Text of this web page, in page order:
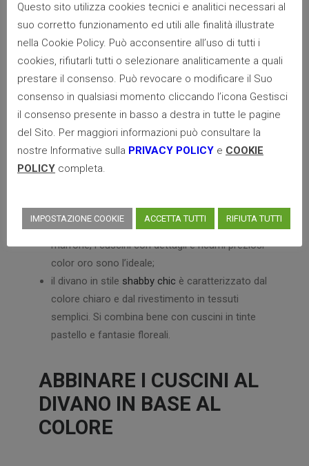
Dei cuscini tono su tono permettono di
mantenere uno stile contemporaneo ma ci si
può sbizzarrire con le fantasie a linee
geometriche bicolore;
itessuti per divaniin stile vintage come il velluto
e le tipiche linee retrò, si sposano bene con
romantiche tonalità pastello, verdi e blu;
su un divano in stile contemporaneo dalle forme
e dai materiali modernisi prediligono cuscini dal
design in linea con le tendenze più glam del
sui divani classici ed eleganti, realizzati in
materiali pregiati e toni che vanno dal bianco al
marrone, i cuscini con dettagli e ricami preziosi
color oro sono l’ideale;
il divano in stile shabby chic è caratterizzato dal
colore chiaro e dal rivestimento in tessuti
semplici. Si combina bene con cuscini in tinte
pastello e fantasie floreali.
ABBINARE I CUSCINI AL
DIVANO IN BASE AL
COLORE
Questo sito utilizza cookies tecnici e analitici necessari al
suo corretto funzionamento ed utili alle finalità illustrate
nella Cookie Policy. Può acconsentire all’uso di tutti i
cookies, rifiutarli tutti o selezionare analiticamente a quali
prestare il consenso. Può revocare o modificare il Suo
consenso in qualsiasi momento cliccando l’icona Gestisci
il consenso presente in basso a destra in tutte le pagine
del Sito. Per maggiori informazioni può consultare la
nostre Informative sulla PRIVACY POLICY e COOKIE
POLICY completa.
IMPOSTAZIONE COOKIE ACCETTA TUTTI RIFIUTA TUTTI